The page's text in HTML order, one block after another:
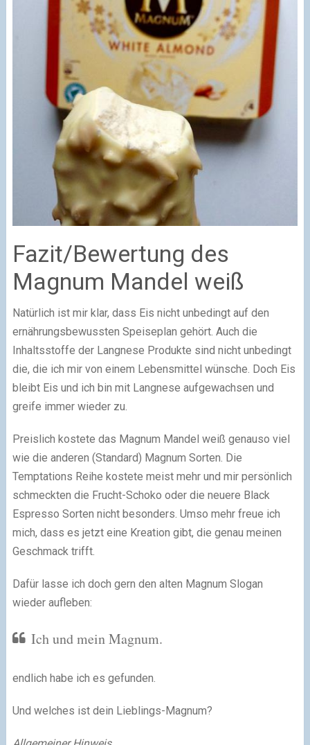
Fazit/Bewertung des
Magnum Mandel weiß
Natürlich ist mir klar, dass Eis nicht unbedingt auf den
ernährungsbewussten Speiseplan gehört. Auch die
Inhaltsstoffe der Langnese Produkte sind nicht unbedingt
die, die ich mir von einem Lebensmittel wünsche. Doch Eis
bleibt Eis und ich bin mit Langnese aufgewachsen und
greife immer wieder zu.
Preislich kostete das Magnum Mandel weiß genauso viel
wie die anderen (Standard) Magnum Sorten. Die
Temptations Reihe kostete meist mehr und mir persönlich
schmeckten die Frucht-Schoko oder die neuere Black
Espresso Sorten nicht besonders. Umso mehr freue ich
mich, dass es jetzt eine Kreation gibt, die genau meinen
Geschmack trifft.
Dafür lasse ich doch gern den alten Magnum Slogan
wieder aufleben:
Ich und mein Magnum.
endlich habe ich es gefunden.
Und welches ist dein Lieblings-Magnum?